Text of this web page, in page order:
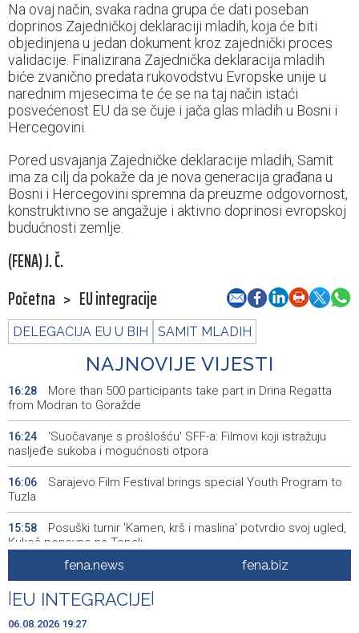
Na ovaj način, svaka radna grupa će dati poseban
doprinos Zajedničkoj deklaraciji mladih, koja će biti
objedinjena u jedan dokument kroz zajednički proces
validacije. Finalizirana Zajednička deklaracija mladih
biće zvanično predata rukovodstvu Evropske unije u
narednim mjesecima te će se na taj način istaći
posvećenost EU da se čuje i jača glas mladih u Bosni i
Hercegovini.
Pored usvajanja Zajedničke deklaracije mladih, Samit
ima za cilj da pokaže da je nova generacija građana u
Bosni i Hercegovini spremna da preuzme odgovornost,
konstruktivno se angažuje i aktivno doprinosi evropskoj
budućnosti zemlje.
(FENA) J. Č.
Početna > EU integracije
DELEGACIJA EU U BIH SAMIT MLADIH
NAJNOVIJE VIJESTI
16:28
More than 500 participants take part in Drina Regatta
from Modran to Goražde
16:24
'Suočavanje s prošlošću' SFF-a: Filmovi koji istražuju
nasljeđe sukoba i mogućnosti otpora
16:06
Sarajevo Film Festival brings special Youth Program to
Tuzla
15:58
Posuški turnir 'Kamen, krš i maslina' potvrdio svoj ugled,
Kukoč ponovno na Topali
Priopćenje za javnost HDZ 1990
14:53
Pentagon pozvao američke odbrambene firme da
ubrzaju proizvodnju oružja usred iscrpljenih zaliha
fena.news fena.biz
EU INTEGRACIJE
06.08.2026 19:27